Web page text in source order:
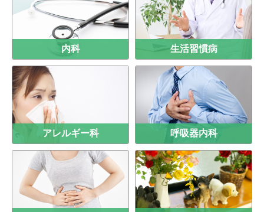
内科 生活習慣病
アレルギー科 呼吸器内科